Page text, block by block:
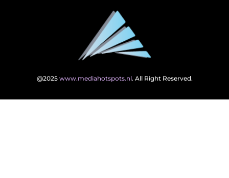
@2025 www.mediahotspots.nl. All Right Reserved.